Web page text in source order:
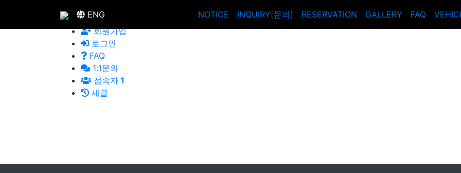
ENG
회원가입
로그인
FAQ
1:1문의
접속자 1
새글
ENG NOTICE INQUIRY[문의] RESERVATION GALLERY FAQ